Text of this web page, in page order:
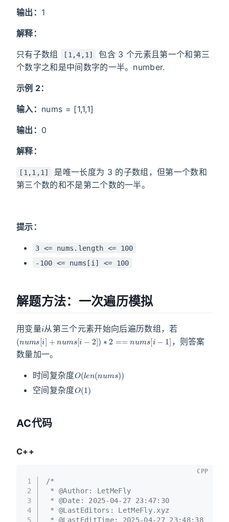
输出： 1
解释：
只有子数组 [1,4,1]
包含 3 个元素且第一个和第三
个数字之和是中间数字的一半。number.
示例 2：
输入： nums = [1,1,1]
输出： 0
解释：
[1,1,1]
是唯一长度为 3 的子数组，但第一个数和
第三个数的和不是第二个数的一半。
提示：
3 <= nums.length <= 100
-100 <= nums[i] <= 100
解题方法：一次遍历模拟
用变量 从第三个元素开始向后遍历数组，若
(nums[i]+num s [i−2]) ∗ 2==nums[i−1]
，则答案
数量加一。
时间复杂度
空间复杂度
O (1)
AC代码
C++
1
2
3
4
5
/*
* @Author: LetMeFly
* @Date: 2025-04-27 23:47:30
* @LastEditors: LetMeFly.xyz
* @LastEditTime: 2025-04-27 23:48:38
CPP